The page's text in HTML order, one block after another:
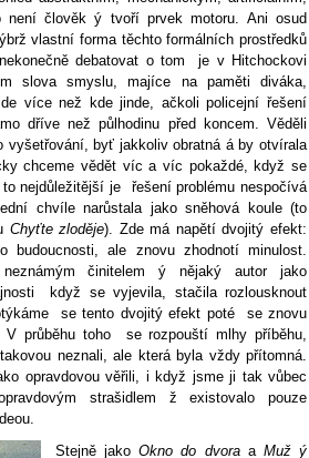
člověk ý tvoří prvek motoru. Ani osud
vlastní forma těchto formálních prostředků
debatovat o tom je v Hitchockovi
slova smyslu, majíce na paměti diváka,
více než kde jinde, ačkoli policejní řešení
dříve než půlhodinu před koncem. Věděli
byť jakkoliv obratná á by otvírala
chceme vědět víc a víc pokaždé, když se
nejdůležitější je řešení problému nespočívá
chvíle narůstala jako sněhová koule (to
Chyťte zloděje). Zde má napětí dvojitý efekt:
budoucnosti, ale znovu zhodnotí minulost.
činitelem ý nějaký autor jako
když se vyjevila, stačila rozlousknout
se tento dvojitý efekt poté se znovu
V průběhu toho se rozpouští mlhy příběhu,
neznali, ale která byla vždy přítomná.
opravdovou věřili, i když jsme ji tak vůbec
strašidlem ž existovalo pouze
Stejně jakoOkno do dvoraa Muž ý